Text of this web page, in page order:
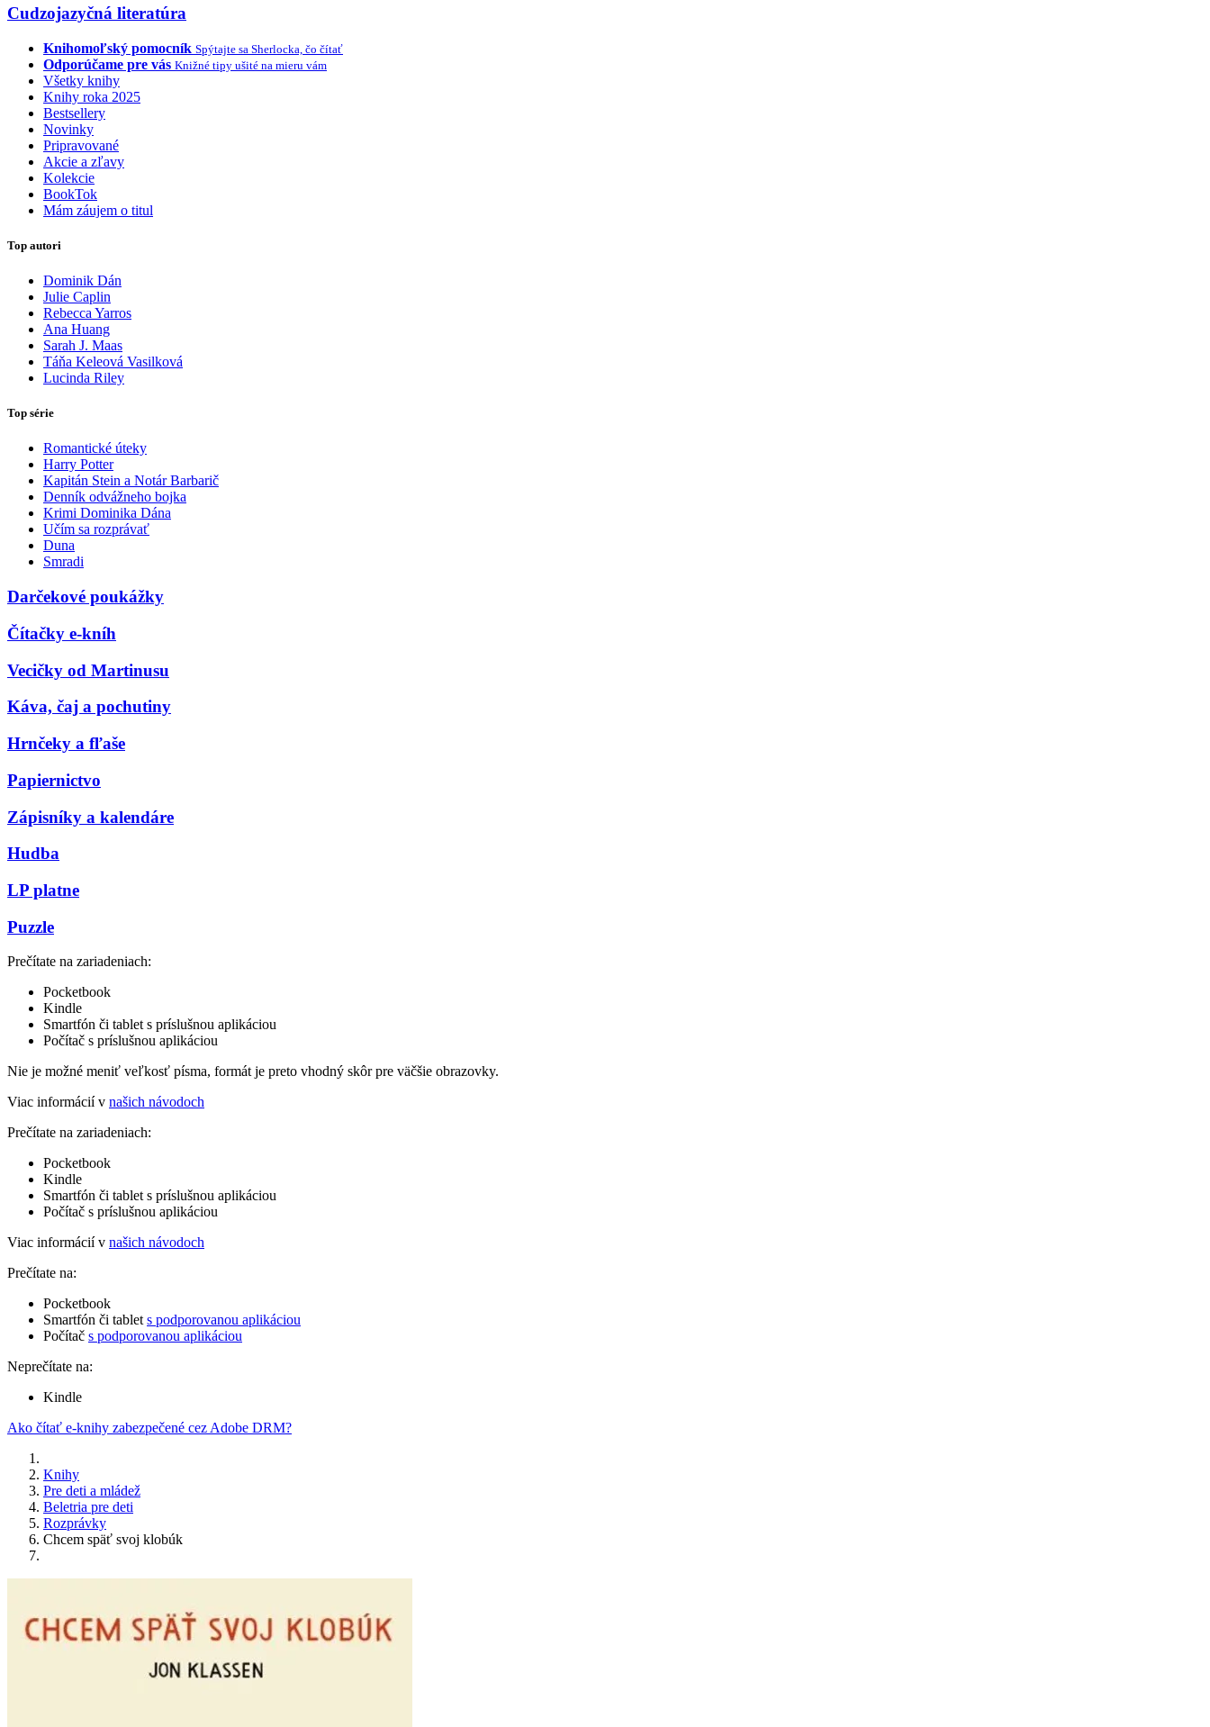
Cudzojazyčná literatúra
Knihomoľský pomocník Spýtajte sa Sherlocka, čo čítať
Odporúčame pre vás Knižné tipy ušité na mieru vám
Všetky knihy
Knihy roka 2025
Bestsellery
Novinky
Pripravované
Akcie a zľavy
Kolekcie
BookTok
Mám záujem o titul
Top autori
Dominik Dán
Julie Caplin
Rebecca Yarros
Ana Huang
Sarah J. Maas
Táňa Keleová Vasilková
Lucinda Riley
Top série
Romantické úteky
Harry Potter
Kapitán Stein a Notár Barbarič
Denník odvážneho bojka
Krimi Dominika Dána
Učím sa rozprávať
Duna
Smradi
Darčekové poukážky
Čítačky e-kníh
Vecičky od Martinusu
Káva, čaj a pochutiny
Hrnčeky a fľaše
Papiernictvo
Zápisníky a kalendáre
Hudba
LP platne
Puzzle
Prečítate na zariadeniach:
Pocketbook
Kindle
Smartfón či tablet s príslušnou aplikáciou
Počítač s príslušnou aplikáciou
Nie je možné meniť veľkosť písma, formát je preto vhodný skôr pre väčšie obrazovky.
Viac informácií v našich návodoch
Prečítate na zariadeniach:
Pocketbook
Kindle
Smartfón či tablet s príslušnou aplikáciou
Počítač s príslušnou aplikáciou
Viac informácií v našich návodoch
Prečítate na:
Pocketbook
Smartfón či tablet s podporovanou aplikáciou
Počítač s podporovanou aplikáciou
Neprečítate na:
Kindle
Ako čítať e-knihy zabezpečené cez Adobe DRM?
Knihy
Pre deti a mládež
Beletria pre deti
Rozprávky
Chcem späť svoj klobúk